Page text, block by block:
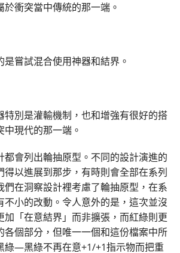
衝突當中傳統的那一端。
嘗試混合使用神器和結界。
特別是灌輸機制，也和增強有很好的搭
現代的那一端。
都會列出輪抽原型。不同的設計演進的
得以進展到那步，有時則會全部在系列
們在洞察設計裡考慮了輪抽原型，在系
不小的改動。令人意外的是，這次並沒
加「在意結界」而非擴張，而紅綠則更
各個部分，但唯一一個和這份檔案中所
綠—黑綠不再在意+1/+1指示物而把重